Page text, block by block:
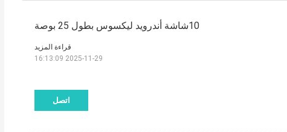
10شاشة أندرويد ليكسوس بطول 25 بوصة
اتصل
قراءة المزيد
2025-11-29 16:13:09